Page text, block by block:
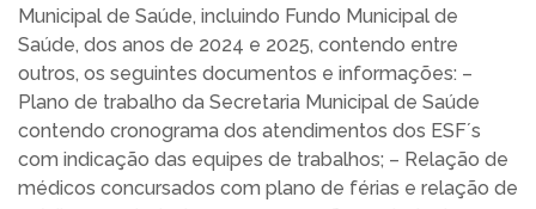
Municipal de Saúde, incluindo Fundo Municipal de
Saúde, dos anos de 2024 e 2025, contendo entre
outros, os seguintes documentos e informações: –
Plano de trabalho da Secretaria Municipal de Saúde
contendo cronograma dos atendimentos dos ESF´s
com indicação das equipes de trabalhos; – Relação de
médicos concursados com plano de férias e relação de